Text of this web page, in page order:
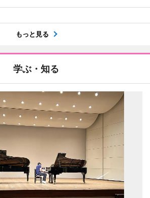
もっと見る
学ぶ・知る